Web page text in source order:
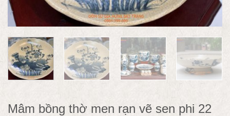
Mâm bồng thờ men rạn vẽ sen phi 22